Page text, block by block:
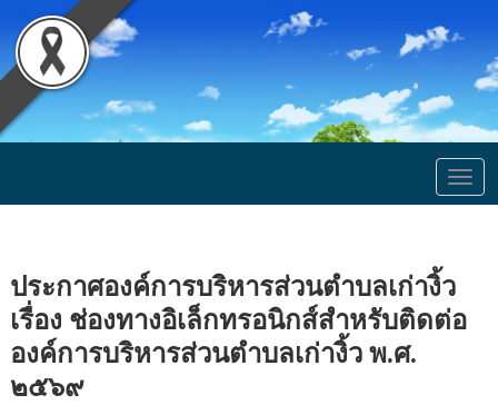
ประกาศองค์การบริหารส่วนตำบลเก่างิ้ว
เรื่อง ช่องทางอิเล็กทรอนิกส์สำหรับติดต่อ
องค์การบริหารส่วนตำบลเก่างิ้ว พ.ศ.
๒๕๖๙